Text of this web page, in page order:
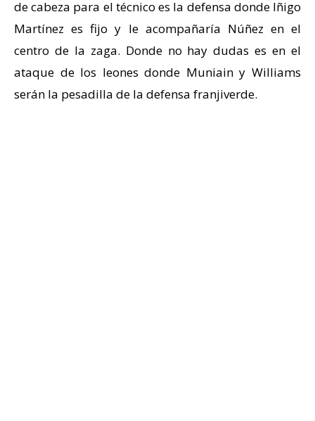
de cabeza para el técnico es la defensa donde Iñigo
Martínez es fijo y le acompañaría Núñez en el
centro de la zaga. Donde no hay dudas es en el
ataque de los leones donde Muniain y Williams
serán la pesadilla de la defensa franjiverde.